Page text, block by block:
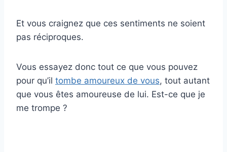
Et vous craignez que ces sentiments ne soient
pas réciproques.
Vous essayez donc tout ce que vous pouvez
pour qu’il tombe amoureux de vous, tout autant
que vous êtes amoureuse de lui. Est-ce que je
me trompe ?